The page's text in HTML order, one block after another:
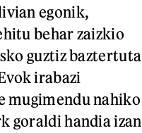
egonik,
behar zaizkio
guztiz baztertuta
irabazi
mugimendu nahiko
goraldi handia izan